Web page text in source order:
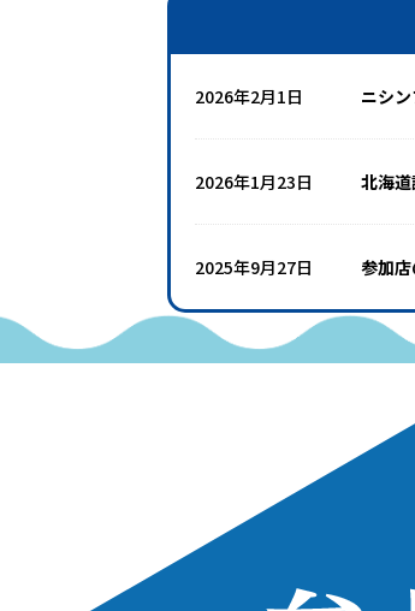
2026年2月1日 ニシ
2026年1月23日 北海
2025年9月27日 参加